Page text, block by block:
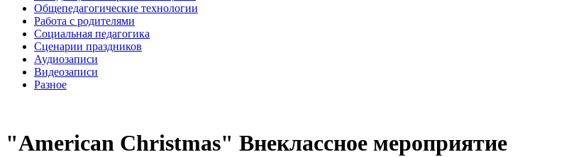
Общепедагогические технологии
Работа с родителями
Социальная педагогика
Сценарии праздников
Аудиозаписи
Видеозаписи
Разное
"American Christmas" Внеклассное мероприятие